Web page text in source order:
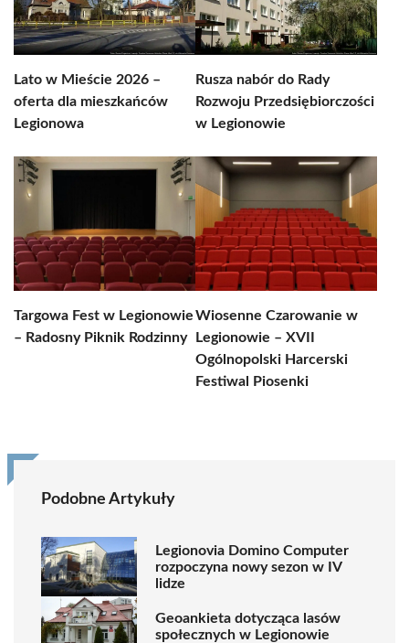
Lato w Mieście 2026 –
oferta dla mieszkańców
Legionowa
Rusza nabór do Rady
Rozwoju Przedsiębiorczości
w Legionowie
Targowa Fest w Legionowie
– Radosny Piknik Rodzinny
Wiosenne Czarowanie w
Legionowie – XVII
Ogólnopolski Harcerski
Festiwal Piosenki
Podobne Artykuły
Legionovia Domino Computer
rozpoczyna nowy sezon w IV
lidze
Geoankieta dotycząca lasów
społecznych w Legionowie